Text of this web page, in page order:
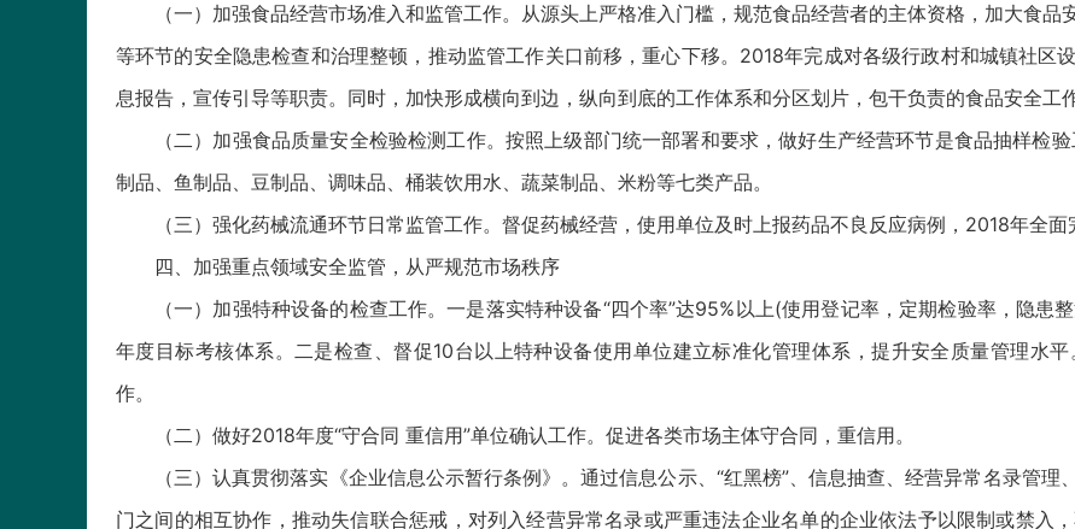
（一）加强食品经营市场准入和监管工作。从源头上严格准入门槛，规范食品经营者的主体资格，加大食
等环节的安全隐患检查和治理整顿，推动监管工作关口前移，重心下移。2018年完成对各级行政村和城镇社区
息报告，宣传引导等职责。同时，加快形成横向到边，纵向到底的工作体系和分区划片，包干负责的食品安全工
（二）加强食品质量安全检验检测工作。按照上级部门统一部署和要求，做好生产经营环节是食品抽样检
制品、鱼制品、豆制品、调味品、桶装饮用水、蔬菜制品、米粉等七类产品。
（三）强化药械流通环节日常监管工作。督促药械经营，使用单位及时上报药品不良反应病例，2018年全面
四、加强重点领域安全监管，从严规范市场秩序
（一）加强特种设备的检查工作。一是落实特种设备“四个率”达95%以上(使用登记率，定期检验率，隐患
年度目标考核体系。二是检查、督促10台以上特种设备使用单位建立标准化管理体系，提升安全质量管理水
作。
（二）做好2018年度“守合同 重信用”单位确认工作。促进各类市场主体守合同，重信用。
（三）认真贯彻落实《企业信息公示暂行条例》。通过信息公示、“红黑榜”、信息抽查、经营异常名录管
门之间的相互协作，推动失信联合惩戒，对列入经营异常名录或严重违法企业名单的企业依法予以限制或禁入